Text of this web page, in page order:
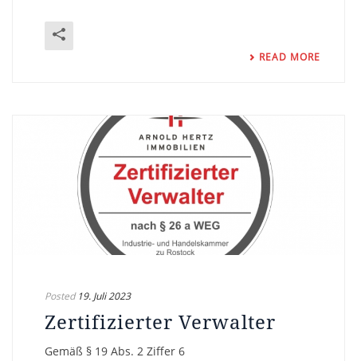
READ MORE
Posted 19. Juli 2023
Zertifizierter Verwalter
Gemäß § 19 Abs. 2 Ziffer 6